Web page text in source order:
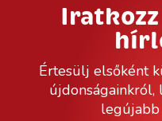
Értesülj elsőként
újdonságainkról,